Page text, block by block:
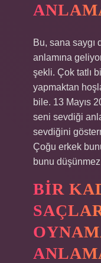
Bu, sana saygı
anlamına
şekli. Çok tatlı
yapmaktan
bile. 13 Mayıs
seni sevdiği
sevdiğini
Çoğu erkek
bunu
BIR